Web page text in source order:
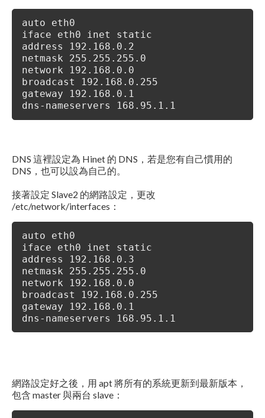
auto eth0
iface eth0 inet static
address 192.168.0.2
netmask 255.255.255.0
network 192.168.0.0
broadcast 192.168.0.255
gateway 192.168.0.1
dns-nameservers 168.95.1.1
DNS 這裡設定為 Hinet 的 DNS，若是您有自己慣用的
DNS，也可以設為自己的。
接著設定 Slave2 的網路設定，更改
/etc/network/interfaces：
auto eth0
iface eth0 inet static
address 192.168.0.3
netmask 255.255.255.0
network 192.168.0.0
broadcast 192.168.0.255
gateway 192.168.0.1
dns-nameservers 168.95.1.1
網路設定好之後，用 apt 將所有的系統更新到最新版本，
包含 master 與兩台 slave：